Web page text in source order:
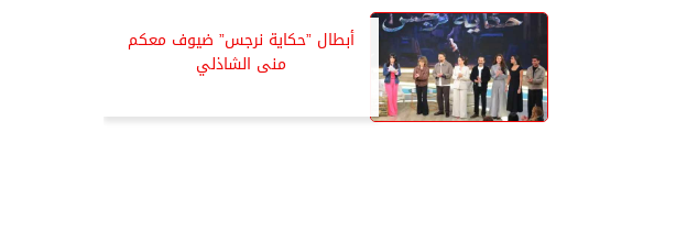
أبطال ”حكاية نرجس” ضيوف معكم
منى الشاذلي